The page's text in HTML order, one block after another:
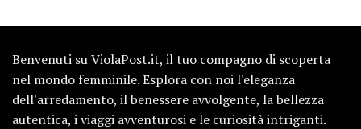
Benvenuti su ViolaPost.it, il tuo compagno di scoperta
nel mondo femminile. Esplora con noi l'eleganza
dell'arredamento, il benessere avvolgente, la bellezza
autentica, i viaggi avventurosi e le curiosità intriganti.